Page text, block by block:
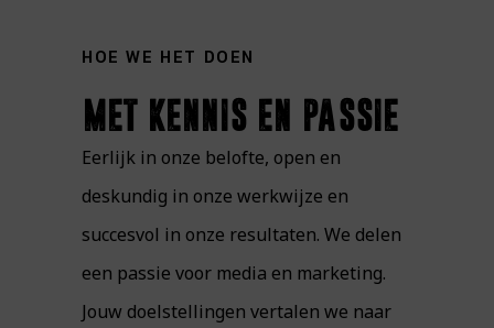
HOE WE HET DOEN
met kennis en passie
Eerlijk in onze belofte, open en
deskundig in onze werkwijze en
succesvol in onze resultaten. We delen
een passie voor media en marketing.
Jouw doelstellingen vertalen we naar